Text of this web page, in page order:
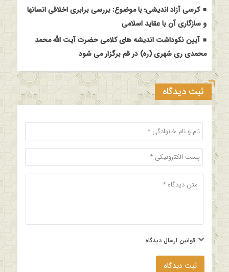
کرسی آزاد اندیشی؛ با موضوع: بررسی برابری اخلاقی انسانها
و سازگاری آن با عقاید اسلامی
آیین نکوداشت اندیشه های کلامی حضرت آیت الله محمد
محمدی ری شهری (ره) در قم برگزار می شود
ثبت دیدگاه
قوانین ارسال دیدگاه
ثبت دیدگاه